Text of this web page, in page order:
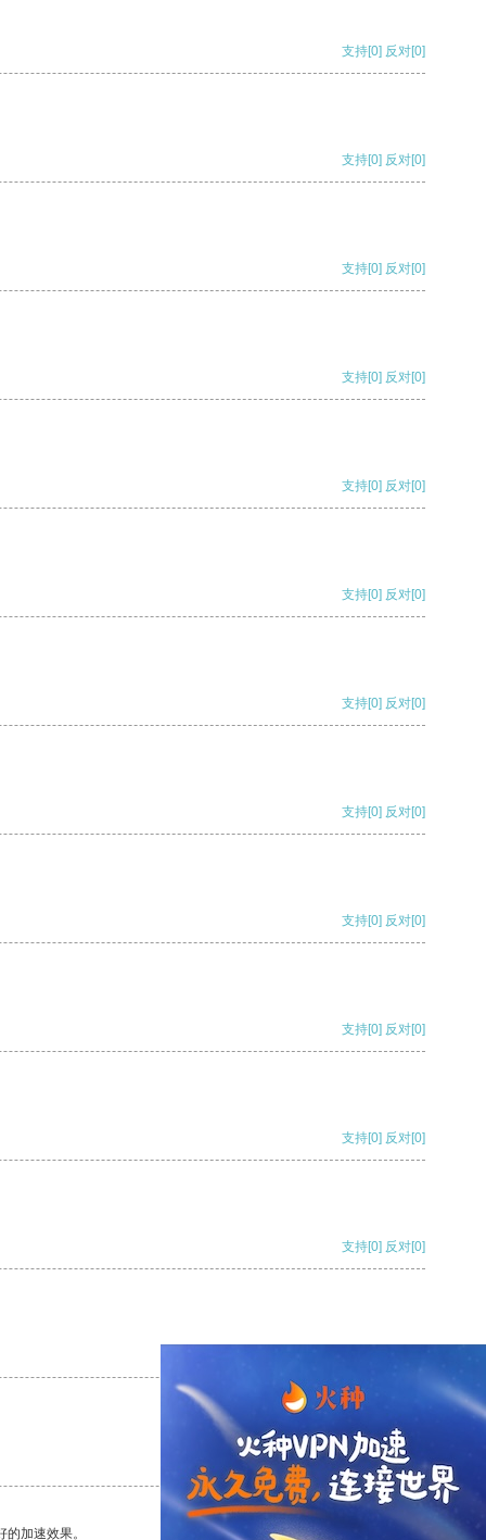
支持[0] 反对[0]
支持[0] 反对[0]
支持[0] 反对[0]
支持[0] 反对[0]
支持[0] 反对[0]
支持[0] 反对[0]
支持[0] 反对[0]
支持[0] 反对[0]
支持[0] 反对[0]
支持[0] 反对[0]
支持[0] 反对[0]
支持[0] 反对[0]
支持 [0] 反对 [0]
加速效果。